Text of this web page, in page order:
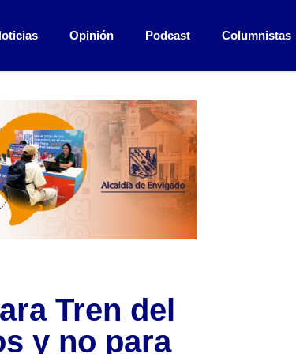
Opinión Podcast Columnistas
Tren del
y no para